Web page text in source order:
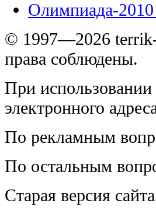
Олимпиада-
© 1997—2026
права соблюдены.
При
электронного
По рекламным
По остальным
Старая версия